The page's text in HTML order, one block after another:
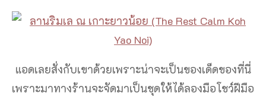
แอดเลยสั่งกับเขาด้วยเพราะน่าจะเป็นของเด็ดของที่นี่
เพราะมาทางร้านจะจัดมาเป็นชุดให้ได้ลองมือโชว์ฝีมือ